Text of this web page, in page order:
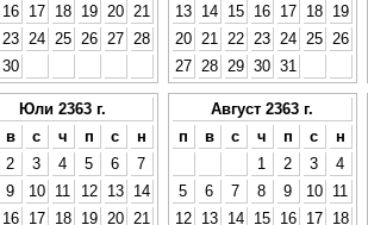
16 17 18 19 20
21
23 24 25 26 27
28
30
13
14 15 16 17 18
19
20
21 22 23 24 25
26
27
28 29 30 31
Юли 2363 г.
в с ч п с
н
2 3 4 5 6
7
9 10 11 12 13
14
16 17 18 19 20
21
Август 2363 г.
п
в с ч п с
н
1
2 3
4
5
6 7 8 9 10
11
12
13 14 15 16 17
18